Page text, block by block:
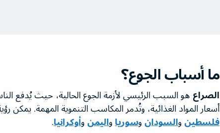
ما أسباب الجوع؟
الصراعهو السبب الرئيسي لأزمة الجوع الحالية، حيث يُدفع
أسعار المواد الغذائية، وتُدمر المكاسب التنموية المهمة.
فلسطينوالسودانوسورياواليمنوأوكرانيا.